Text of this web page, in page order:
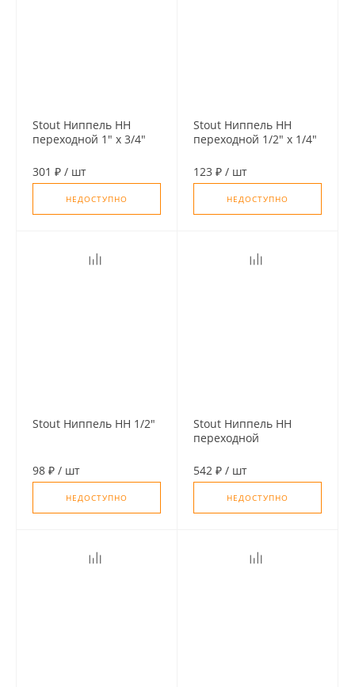
Stout Ниппель НН
переходной 1" х 3/4"
301 ₽ / шт
НЕДОСТУПНО
Stout Ниппель НН
переходной 1/2" х 1/4"
123 ₽ / шт
НЕДОСТУПНО
Stout Ниппель НН 1/2"
98 ₽ / шт
НЕДОСТУПНО
Stout Ниппель НН
переходной
1/4" х 1/2"
542 ₽ / шт
НЕДОСТУПНО